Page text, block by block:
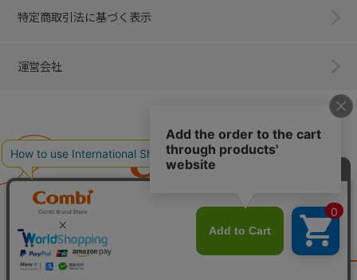
特定商取引法に基づく表示
運営会社
子育てに、イノベーションを。
ベビー用品のコンビ株式会社